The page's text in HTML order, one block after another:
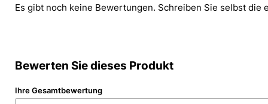
Es gibt noch keine Bewertungen. Schreiben Sie selbst die
Bewerten Sie dieses Produkt
Ihre Gesamtbewertung